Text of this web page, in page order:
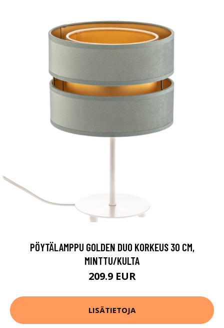
PÖYTÄLAMPPU GOLDEN DUO KORKEUS 30 CM,
MINTTU/KULTA
209.9 EUR
LISÄTIETOJA